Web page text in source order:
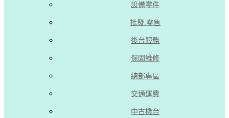
設備零件
批發.零售
後台服務
保固維修
總部專區
交通運費
中古機台